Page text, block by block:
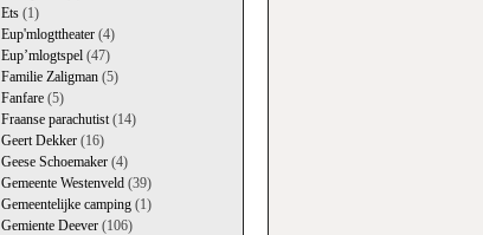
Ets(1)
Eup'mlogttheater(4)
Eup’mlogtspel(47)
Familie Zaligman(5)
Fanfare(5)
Fraanse parachutist(14)
Geert Dekker(16)
Geese Schoemaker(4)
Gemeente Westenveld(39)
Gemeentelijke camping(1)
Gemiente Deever(106)